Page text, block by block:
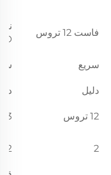
فاست 12 تروس
سريع
دليل
12 تروس 13 تروس
2
2